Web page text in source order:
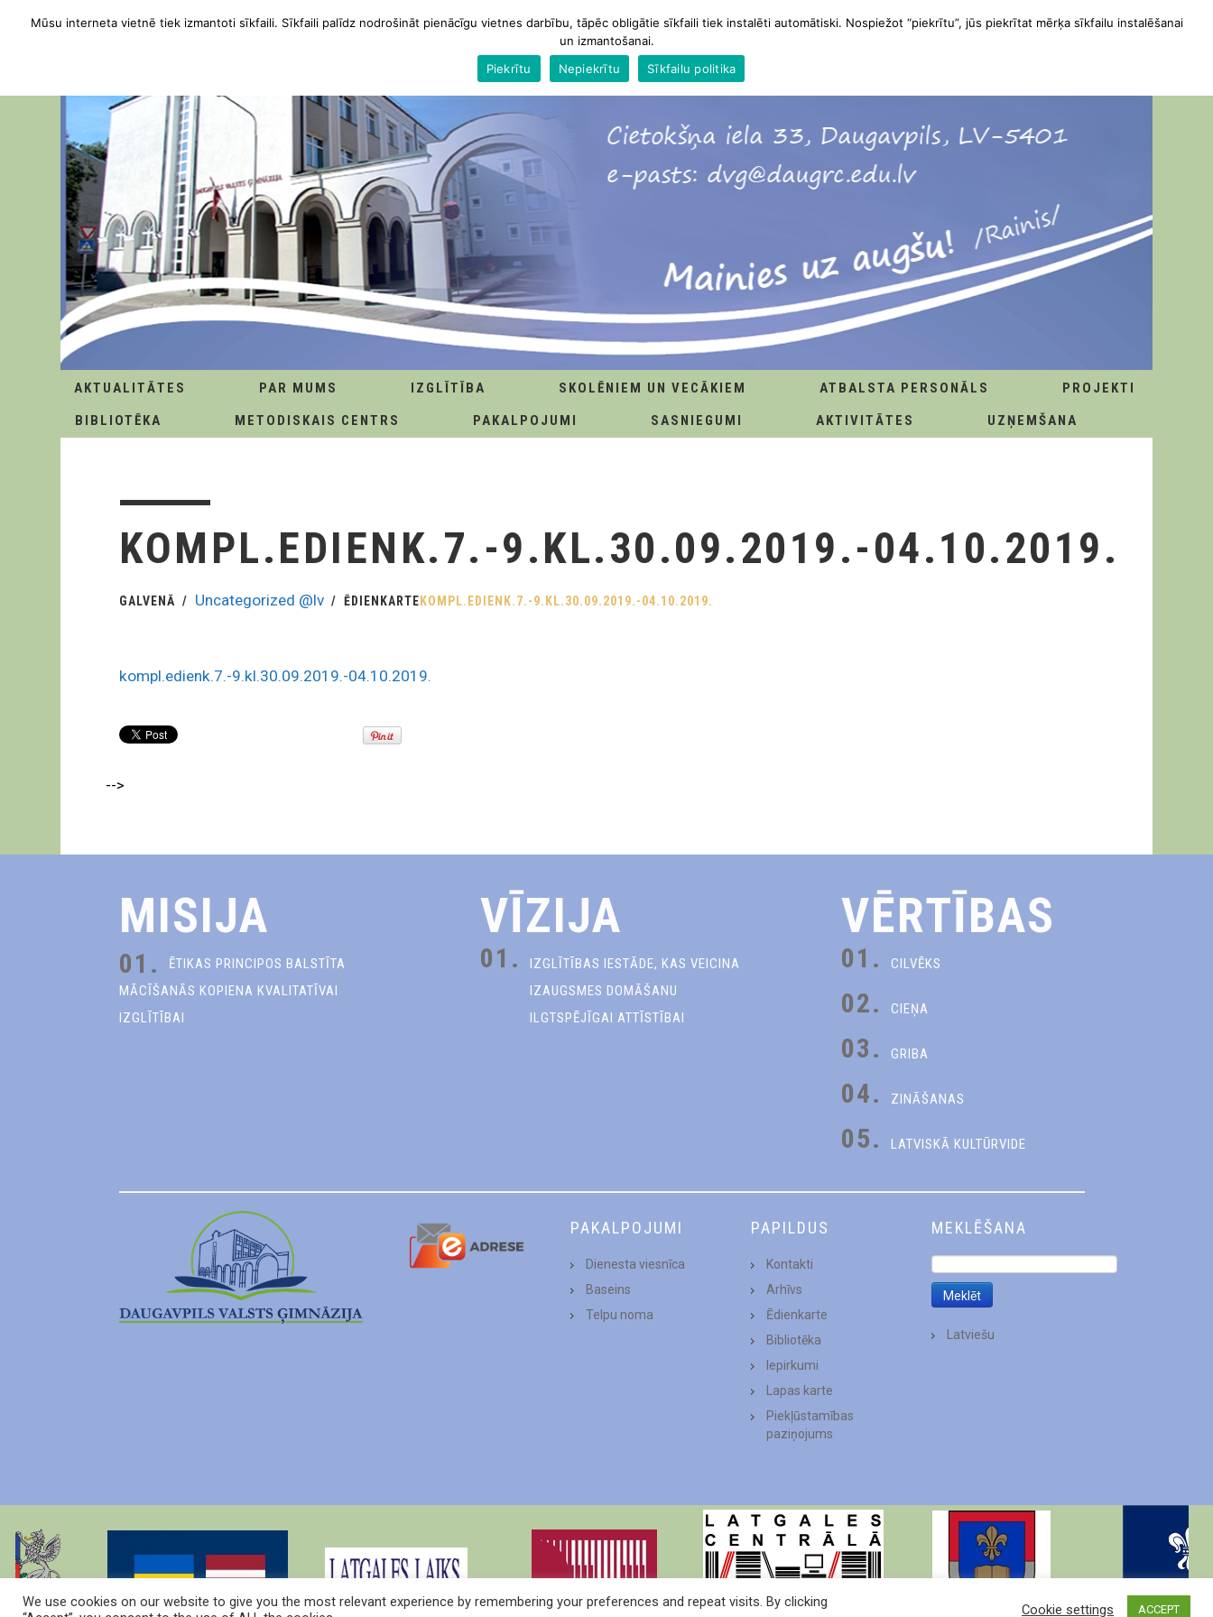
AKTUALITĀTES PAR MUMS IZGLĪTĪBA SKOLĒNIEM UN VECĀKIEM ATBALSTA PERSONĀLS
PROJEKTI
BIBLIOTĒKA
METODISKAIS CENTRS PAKALPOJUMI SASNIEGUMI AKTIVITĀTES UZŅEMŠANA
KOMPL.EDIENK.7.-9.KL.30.09.2019.-04.10.2019.
GALVENĀ Uncategorized @lv ĒDIENKARTE KOMPL.EDIENK.7.-9.KL.30.09.2019.-04.10.2019.
kompl.edienk.7.-9.kl.30.09.2019.-04.10.2019.
-->
MISIJA
01.
ĒTIKAS PRINCIPOS BALSTĪTA
MĀCĪŠANĀS KOPIENA KVALITATĪVAI
IZGLĪTĪBAI
VĪZIJA
01.
IZGLĪTĪBAS IESTĀDE, KAS VEICINA
IZAUGSMES DOMĀŠANU
ILGTSPĒJĪGAI ATTĪSTĪBAI
VĒRTĪBAS
01. CILVĒKS
02. CIEŅA
03. GRIBA
04. ZINĀŠANAS
05. LATVISKĀ KULTŪRVIDE
PAKALPOJUMI
Dienesta viesnīca
Baseins
Telpu noma
PAPILDUS
Kontakti
Arhīvs
Ēdienkarte
Bibliotēka
Iepirkumi
Lapas karte
Piekļūstamības
paziņojums
MEKLĒŠANA
Latviešu
We use cookies on our website to give you the most relevant experience by remembering your preferences and repeat visits. By clicking
Cookie settings ACCEPT
Mūsu interneta vietnē tiek izmantoti sīkfaili. Sīkfaili palīdz nodrošināt pienācīgu vietnes darbību, tāpēc obligātie sīkfaili tiek instalēti automātiski. Nospiežot “piekrītu”, jūs piekrītat mērķa sīkfailu instalēšanai
un izmantošanai.
Piekrītu
Nepiekrītu Sīkfailu politika